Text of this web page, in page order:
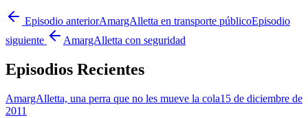
Episodio anteriorAmargAlletta en transporte públicoEpisodio
siguiente
AmargAlletta con seguridad
Episodios Recientes
AmargAlletta, una perra que no les mueve la cola15 de diciembre de
2011